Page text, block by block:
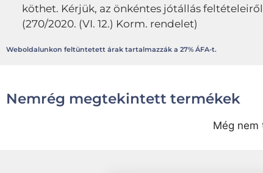
köthet. Kérjük, az önkéntes jótállás
(270/2020. (VI. 12.) Korm. rendelet)
Weboldalunkon feltüntetett árak tartalmazzák a 27% ÁFA-t.
Nemrég megtekintett termékek
Még nem